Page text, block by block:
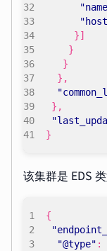
}]
}
}
},
},
}
该集群是 EDS
{
"@type" :